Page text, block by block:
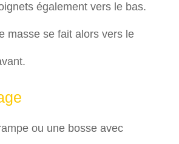
également vers le bas.
masse se fait alors vers le
ou une bosse avec